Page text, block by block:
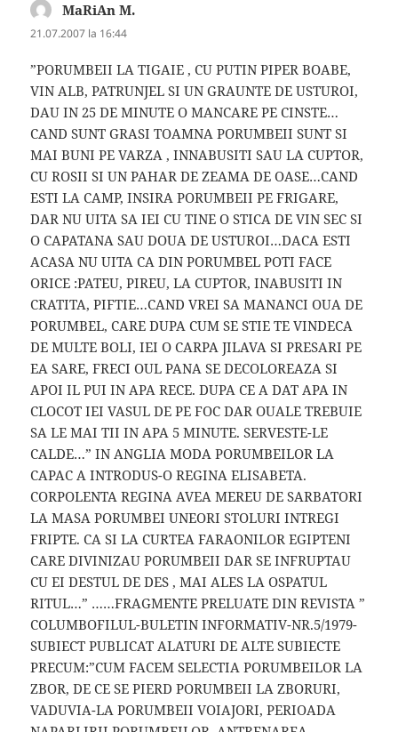
MaRiAn M.
21.07.2007 la 16:44
”PORUMBEII LA TIGAIE , CU PUTIN PIPER BOABE,
VIN ALB, PATRUNJEL SI UN GRAUNTE DE USTUROI,
DAU IN 25 DE MINUTE O MANCARE PE CINSTE…
CAND SUNT GRASI TOAMNA PORUMBEII SUNT SI
MAI BUNI PE VARZA , INNABUSITI SAU LA CUPTOR,
CU ROSII SI UN PAHAR DE ZEAMA DE OASE…CAND
ESTI LA CAMP, INSIRA PORUMBEII PE FRIGARE,
DAR NU UITA SA IEI CU TINE O STICA DE VIN SEC SI
O CAPATANA SAU DOUA DE USTUROI…DACA ESTI
ACASA NU UITA CA DIN PORUMBEL POTI FACE
ORICE :PATEU, PIREU, LA CUPTOR, INABUSITI IN
CRATITA, PIFTIE…CAND VREI SA MANANCI OUA DE
PORUMBEL, CARE DUPA CUM SE STIE TE VINDECA
DE MULTE BOLI, IEI O CARPA JILAVA SI PRESARI PE
EA SARE, FRECI OUL PANA SE DECOLOREAZA SI
APOI IL PUI IN APA RECE. DUPA CE A DAT APA IN
CLOCOT IEI VASUL DE PE FOC DAR OUALE TREBUIE
SA LE MAI TII IN APA 5 MINUTE. SERVESTE-LE
CALDE…” IN ANGLIA MODA PORUMBEILOR LA
CAPAC A INTRODUS-O REGINA ELISABETA.
CORPOLENTA REGINA AVEA MEREU DE SARBATORI
LA MASA PORUMBEI UNEORI STOLURI INTREGI
FRIPTE. CA SI LA CURTEA FARAONILOR EGIPTENI
CARE DIVINIZAU PORUMBEII DAR SE INFRUPTAU
CU EI DESTUL DE DES , MAI ALES LA OSPATUL
RITUL…” ……FRAGMENTE PRELUATE DIN REVISTA ”
COLUMBOFILUL-BULETIN INFORMATIV-NR.5/1979-
SUBIECT PUBLICAT ALATURI DE ALTE SUBIECTE
PRECUM:”CUM FACEM SELECTIA PORUMBEILOR LA
ZBOR, DE CE SE PIERD PORUMBEII LA ZBORURI,
VADUVIA-LA PORUMBEII VOIAJORI, PERIOADA